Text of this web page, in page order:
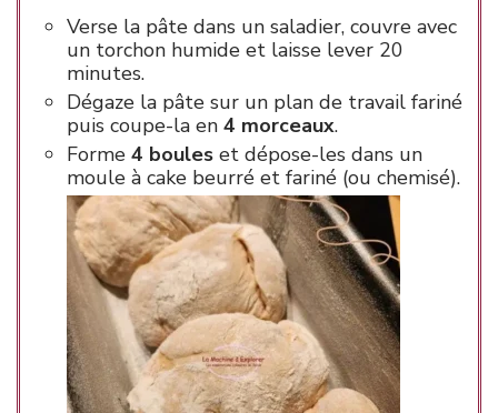
Verse la pâte dans un saladier, couvre avec
un torchon humide et laisse lever 20
minutes.
Dégaze la pâte sur un plan de travail fariné
puis coupe-la en 4 morceaux.
Forme 4 boules et dépose-les dans un
moule à cake beurré et fariné (ou chemisé).